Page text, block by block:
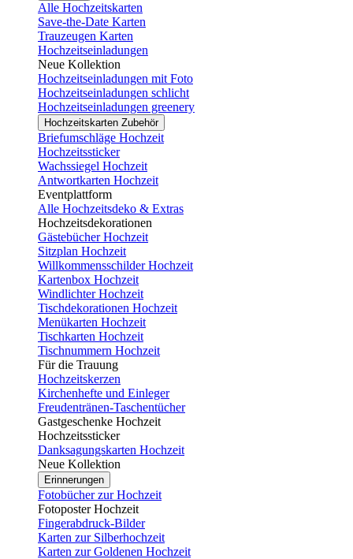
Alle Hochzeitskarten
Save-the-Date Karten
Trauzeugen Karten
Hochzeitseinladungen
Neue Kollektion
Hochzeitseinladungen mit Foto
Hochzeitseinladungen schlicht
Hochzeitseinladungen greenery
Hochzeitskarten Zubehör
Briefumschläge Hochzeit
Hochzeitssticker
Wachssiegel Hochzeit
Antwortkarten Hochzeit
Eventplattform
Alle Hochzeitsdeko & Extras
Hochzeitsdekorationen
Gästebücher Hochzeit
Sitzplan Hochzeit
Willkommensschilder Hochzeit
Kartenbox Hochzeit
Windlichter Hochzeit
Tischdekorationen Hochzeit
Menükarten Hochzeit
Tischkarten Hochzeit
Tischnummern Hochzeit
Für die Trauung
Hochzeitskerzen
Kirchenhefte und Einleger
Freudentränen-Taschentücher
Gastgeschenke Hochzeit
Hochzeitssticker
Danksagungskarten Hochzeit
Neue Kollektion
Erinnerungen
Fotobücher zur Hochzeit
Fotoposter Hochzeit
Fingerabdruck-Bilder
Karten zur Silberhochzeit
Karten zur Goldenen Hochzeit